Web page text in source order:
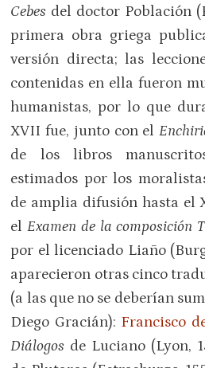
Cebes del doctor Población
primera obra griega
versión directa; las
contenidas en ella fueron
humanistas, por lo que
XVII fue, junto con el
de los libros
estimados por los
de amplia difusión hasta el
elExamen de la composición
por el licenciado Liaño
aparecieron otras cinco
(a las que no se deberían
Diego Gracián): Francisco
Diálogos de Luciano (Lyon,